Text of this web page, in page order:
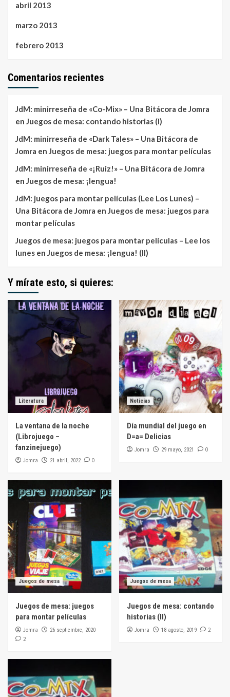
abril 2013
marzo 2013
febrero 2013
Comentarios recientes
JdM: minirreseña de «Co-Mix» – Una Bitácora de Jomra
en Juegos de mesa: contando historias (I)
JdM: minirreseña de «Dark Tales» – Una Bitácora de
Jomra en Juegos de mesa: juegos para montar películas
JdM: minirreseña de «¡Ruiz!» – Una Bitácora de Jomra
en Juegos de mesa: ¡lengua!
JdM: juegos para montar películas (Lee Los Lunes) –
Una Bitácora de Jomra en Juegos de mesa: juegos para
montar películas
Juegos de mesa: juegos para montar películas – Lee los
lunes en Juegos de mesa: ¡lengua! (II)
Y mírate esto, si quieres:
Literatura
La ventana de la noche
(Librojuego –
fanzinejuego)
Jomra 21 abril, 2022 0
Noticias
Día mundial del juego en
D=a= Delicias
Jomra 29 mayo, 2021 0
Juegos de mesa
Juegos de mesa: juegos
para montar películas
Jomra 26 septiembre, 2020
2
Juegos de mesa
Juegos de mesa: contando
historias (II)
Jomra 18 agosto, 2019 2